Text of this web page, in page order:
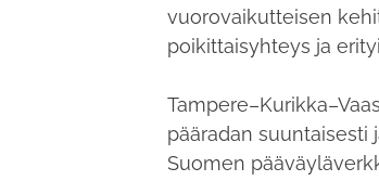
vuorovaikutteisen
poikittaisyhteys ja
pääradan suuntaisesti
Suomen